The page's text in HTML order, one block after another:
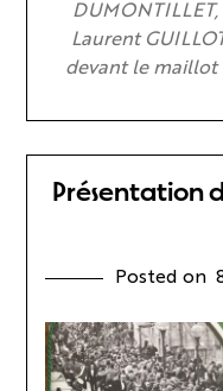
DUMONTILLET,
Laurent
devant le maillot
Présentation
Posted on